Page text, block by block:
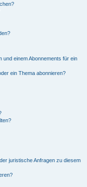
einem Abonnements für ein
ein Thema abonnieren?
juristische Anfragen zu diesem